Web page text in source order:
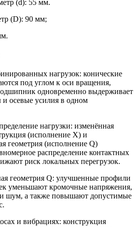
(d): 55 мм.
(D): 90 мм;
нагрузок: конические
под углом к оси вращения,
одновременно выдерживает
осевые усилия в одном
нагрузки: изменённая
(исполнение X) и
геометрия (исполнение Q)
распределение контактных
риск локальных перегрузок.
геометрия Q: улучшенные профили
уменьшают кромочные напряжения,
шум, а также повышают допустимые
и вибрациях: конструкция